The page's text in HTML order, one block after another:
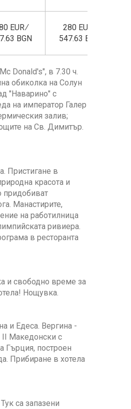
EUR ∕
BGN
280 EUR ∕
547.63 BGN
Donald's", в 7.30 ч.
обиколка на Солун
"Наварино" с
на император Галер
залив;
на Св. Димитър.
Пристигане в
красота и
придобиват
Манастирите,
на работилница
ривиера.
в ресторанта
и свободно време за
Нощувка.
и Едеса. Вергина -
II Македонски с
Гърция, построен
Прибиране в хотела
са запазени